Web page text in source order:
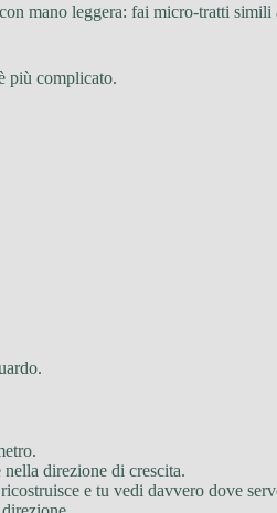
mano leggera: fai micro-tratti
più complicato.
direzione di crescita.
e tu vedi davvero dove